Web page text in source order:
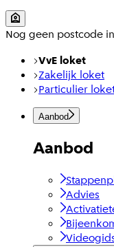
Nog geen postcode
VvE loket
Zakelijk loket
Particulier
Aanbod
Aanbod
Advies